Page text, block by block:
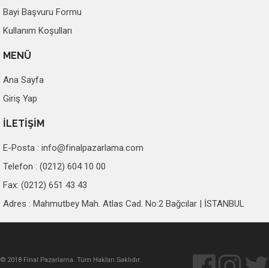
Bayi Başvuru Formu
Kullanım Koşulları
MENÜ
Ana Sayfa
Giriş Yap
İLETİŞİM
E-Posta : info@finalpazarlama.com
Telefon : (0212) 604 10 00
Fax: (0212) 651 43 43
Adres : Mahmutbey Mah. Atlas Cad. No:2 Bağcılar | İSTANBUL
© 2018 Final Pazarlama. Tüm Hakları Saklıdır.